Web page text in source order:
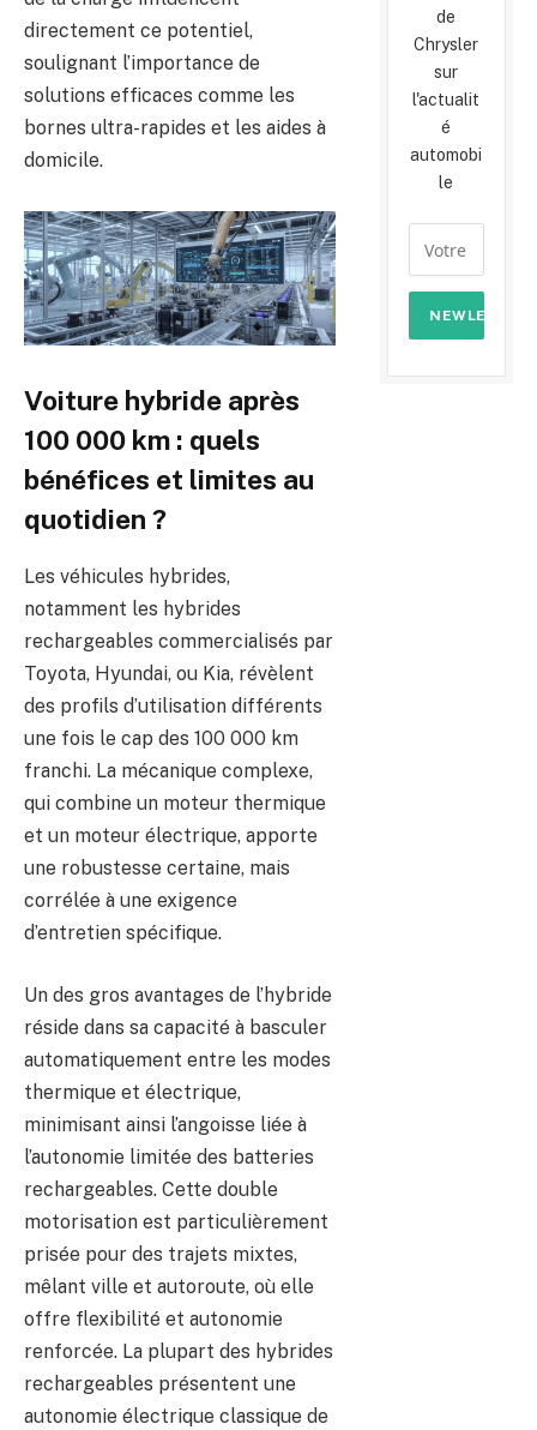
directement ce potentiel,
soulignant l’importance de
solutions efficaces comme les
bornes ultra-rapides et les aides à
domicile.
Voiture hybride après
100 000 km : quels
bénéfices et limites au
quotidien ?
Les véhicules hybrides,
notamment les hybrides
rechargeables commercialisés par
Toyota, Hyundai, ou Kia, révèlent
des profils d’utilisation différents
une fois le cap des 100 000 km
franchi. La mécanique complexe,
qui combine un moteur thermique
et un moteur électrique, apporte
une robustesse certaine, mais
corrélée à une exigence
d’entretien spécifique.
Un des gros avantages de l’hybride
réside dans sa capacité à basculer
automatiquement entre les modes
thermique et électrique,
minimisant ainsi l’angoisse liée à
l’autonomie limitée des batteries
rechargeables. Cette double
motorisation est particulièrement
prisée pour des trajets mixtes,
mêlant ville et autoroute, où elle
offre flexibilité et autonomie
renforcée. La plupart des hybrides
rechargeables présentent une
autonomie électrique classique de
de
Chrysler
sur
l'actualit
é
automobi
le